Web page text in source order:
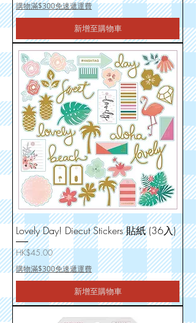
購物滿$300免速遞運費
新增至購物車
Lovely Day! Diecut Stickers 貼紙 (36入)
價格
HK$45.00
購物滿$300免速遞運費
新增至購物車